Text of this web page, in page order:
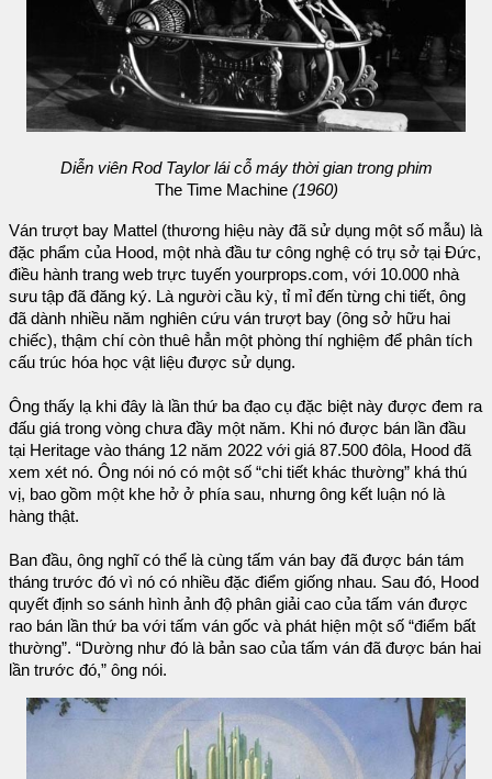
Diễn viên Rod Taylor lái cỗ máy thời gian trong phim
The Time Machine (1960)
Ván trượt bay Mattel (thương hiệu này đã sử dụng một số mẫu) là
đặc phẩm của Hood, một nhà đầu tư công nghệ có trụ sở tại Đức,
điều hành trang web trực tuyến yourprops.com, với 10.000 nhà
sưu tập đã đăng ký. Là người cầu kỳ, tỉ mỉ đến từng chi tiết, ông
đã dành nhiều năm nghiên cứu ván trượt bay (ông sở hữu hai
chiếc), thậm chí còn thuê hẳn một phòng thí nghiệm để phân tích
cấu trúc hóa học vật liệu được sử dụng.
Ông thấy lạ khi đây là lần thứ ba đạo cụ đặc biệt này được đem ra
đấu giá trong vòng chưa đầy một năm. Khi nó được bán lần đầu
tại Heritage vào tháng 12 năm 2022 với giá 87.500 đôla, Hood đã
xem xét nó. Ông nói nó có một số “chi tiết khác thường” khá thú
vị, bao gồm một khe hở ở phía sau, nhưng ông kết luận nó là
hàng thật.
Ban đầu, ông nghĩ có thể là cùng tấm ván bay đã được bán tám
tháng trước đó vì nó có nhiều đặc điểm giống nhau. Sau đó, Hood
quyết định so sánh hình ảnh độ phân giải cao của tấm ván được
rao bán lần thứ ba với tấm ván gốc và phát hiện một số “điểm bất
thường”. “Dường như đó là bản sao của tấm ván đã được bán hai
lần trước đó,” ông nói.